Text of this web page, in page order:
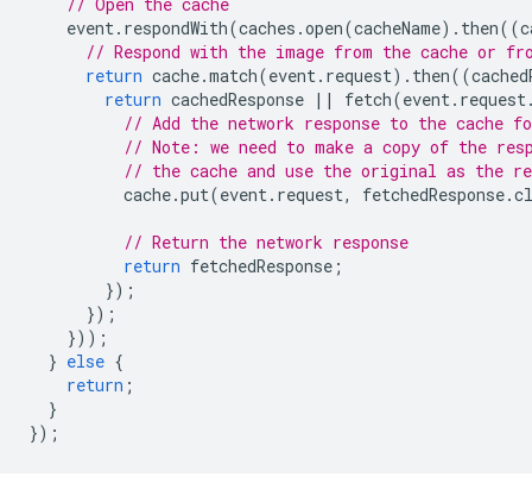
event. respondWith(caches .open(cacheName). then((
// Respond with the image from the cache or
return cache.match(event. request). then((
return cachedResponse || fetch(event. request
// Add the network response to the
// Note: we need to make a copy of the
// the cache and use the original as the
cache.put(event. request, fetchedResponse.
// Return the network response
return fetchedResponse ;
});
});
}));
} else {
return ;
}
});